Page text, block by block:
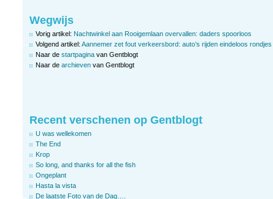
Wegwijs
Vorig artikel: Nachtwinkel aan Rooigemlaan overvallen: daders spoorloos
Volgend artikel: Aannemer zet fout verkeersbord: auto’s rijden eindeloos rondjes
Naar de startpagina van Gentblogt
Naar de archieven van Gentblogt
Recent verschenen op Gentblogt
U was wellekomen
The End
Krop
So long, and thanks for all the fish
Ongeplant
Hasta la vista
De laatste Foto van de Dag….